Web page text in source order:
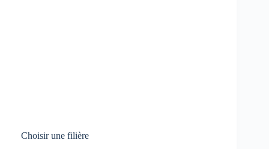
Choisir une filière